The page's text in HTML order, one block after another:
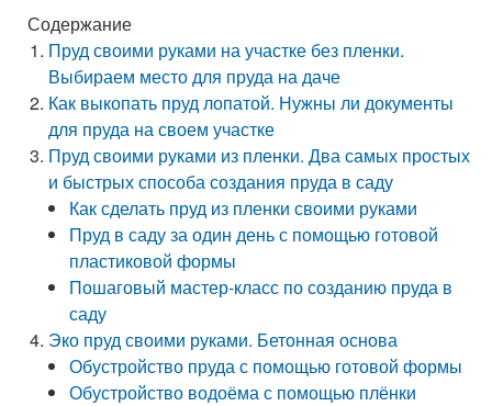
Содержание
Пруд своими руками на участке без пленки.
Выбираем место для пруда на даче
Как выкопать пруд лопатой. Нужны ли документы
для пруда на своем участке
Пруд своими руками из пленки. Два самых простых
и быстрых способа создания пруда в саду
Как сделать пруд из пленки своими руками
Пруд в саду за один день с помощью готовой
пластиковой формы
Пошаговый мастер-класс по созданию пруда в
саду
Эко пруд своими руками. Бетонная основа
Обустройство пруда с помощью готовой формы
Обустройство водоёма с помощью плёнки